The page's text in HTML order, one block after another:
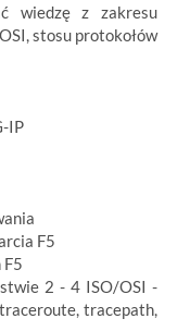
wiedzę z zakresu
stosu protokołów
IP
F5
2 - 4 ISO/OSI -
tracepath,